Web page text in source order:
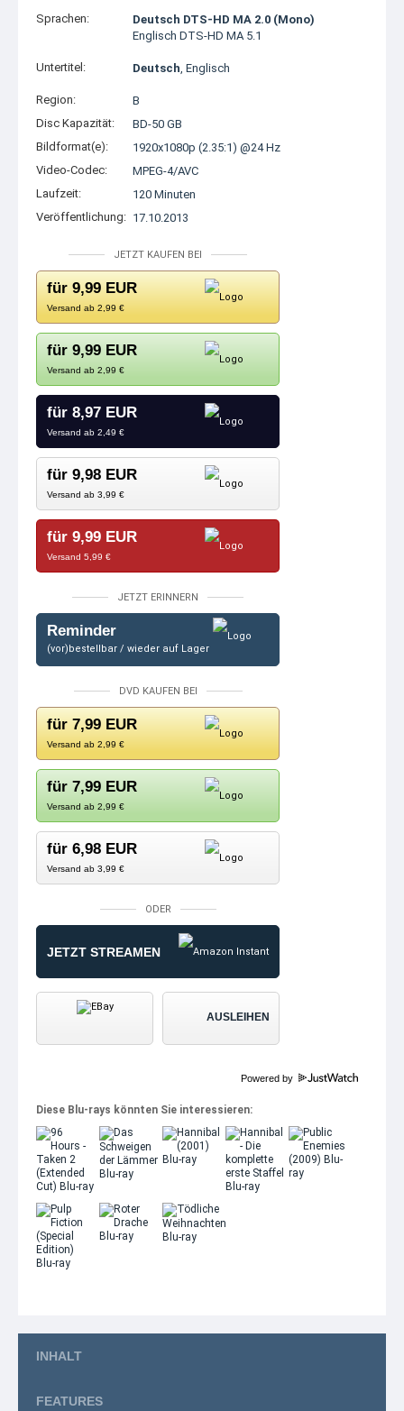
Sprachen:
Deutsch DTS-HD MA 2.0 (Mono)
Englisch DTS-HD MA 5.1
Untertitel: Deutsch, Englisch
Region:
B
Disc Kapazität:
BD-50 GB
Bildformat(e):
1920x1080p (2.35:1) @24 Hz
Video-Codec:
MPEG-4/AVC
Laufzeit:
120 Minuten
Veröffentlichung: 17.10.2013
JETZT KAUFEN BEI
für 9,99 EUR
Versand ab 2,99 €
für 9,99 EUR
Versand ab 2,99 €
für 8,97 EUR
Versand ab 2,49 €
für 9,98 EUR
Versand ab 3,99 €
für 9,99 EUR
Versand 5,99 €
JETZT ERINNERN
Reminder
(vor)bestellbar / wieder auf Lager
DVD KAUFEN BEI
für 7,99 EUR
Versand ab 2,99 €
für 7,99 EUR
Versand ab 2,99 €
für 6,98 EUR
Versand ab 3,99 €
ODER
JETZT STREAMEN
AUSLEIHEN
Powered by
Diese Blu-rays könnten Sie interessieren:
INHALT
FEATURES